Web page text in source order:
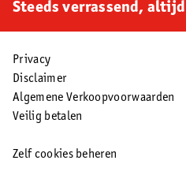
Steeds verrassend,
Privacy
Disclaimer
Algemene Verkoopvoorwaarden
Veilig betalen
Zelf cookies beheren